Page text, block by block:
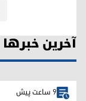
آخرین خبرها
9 ساعت پیش